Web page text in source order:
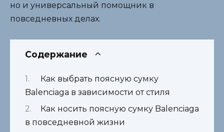
но и универсальный помощник в
повседневных делах.
Содержание
Как выбрать поясную сумку
Balenciaga в зависимости от стиля
Как носить поясную сумку Balenciaga
в повседневной жизни